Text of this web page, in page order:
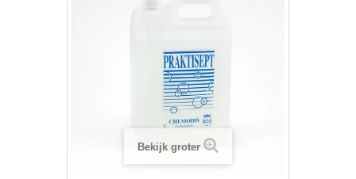
Bekijk groter